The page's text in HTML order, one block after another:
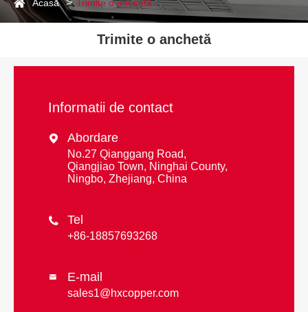
Acasă Trimite o anchetă
Trimite o anchetă
Informatii de contact
 Abordare
No.27 Qianggang Road,
Qiangjiao Town, Ninghai County,
Ningbo, Zhejiang, China
 Tel
+86-18857693268
 E-mail
sales1@hxcopper.com